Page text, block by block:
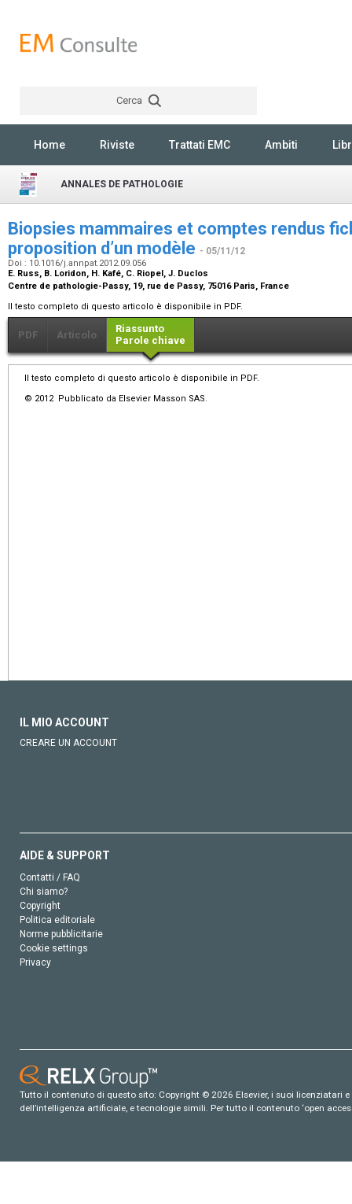
Cerca
Home Riviste Trattati EMC Ambiti
ANNALES DE PATHOLOGIE
Biopsies mammaires et comptes rendus
proposition d’un modèle - 05/11/12
Doi : 10.1016/j.annpat.2012.09.056
E. Russ, B. Loridon, H. Kafé, C. Riopel, J. Duclos
Centre de pathologie-Passy, 19, rue de Passy, 75016 Paris, France
Il testo completo di questo articolo è disponibile in PDF.
PDF Articolo
Riassunto
Parole chiave
Il testo completo di questo articolo è disponibile in PDF.
© 2012 Pubblicato da Elsevier Masson SAS.
IL MIO ACCOUNT
CREARE UN ACCOUNT
AIDE & SUPPORT
Contatti / FAQ
Chi siamo?
Copyright
Politica editoriale
Norme pubblicitarie
Cookie settings
Privacy
Tutto il contenuto di questo sito: Copyright © 2026 Elsevier, i suoi
dell’intelligenza artificiale, e tecnologie simili. Per tutto il contenuto ‘open